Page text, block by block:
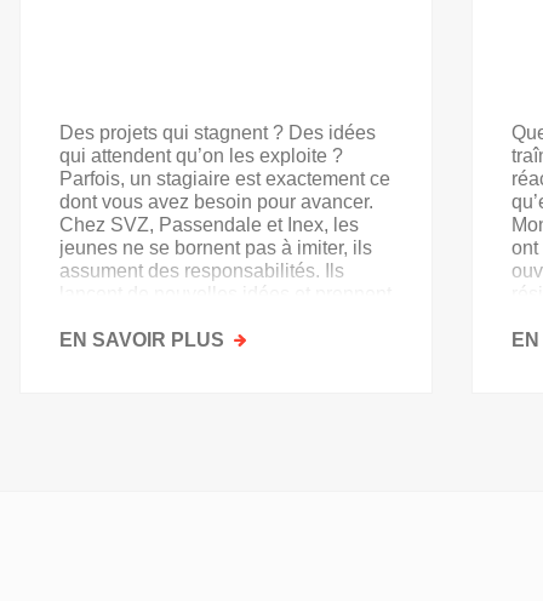
Des projets qui stagnent ? Des idées
qui attendent qu’on les exploite ?
Parfois, un stagiaire est exactement ce
dont vous avez besoin pour avancer.
Chez SVZ, Passendale et Inex, les
jeunes ne se bornent pas à imiter, ils
assument des responsabilités. Ils
lancent de nouvelles idées et prennent
EN SAVOIR PLUS SUR
ont